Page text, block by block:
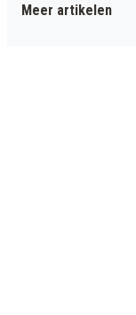
Meer artikelen